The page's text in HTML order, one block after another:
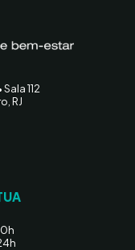
112
RJ